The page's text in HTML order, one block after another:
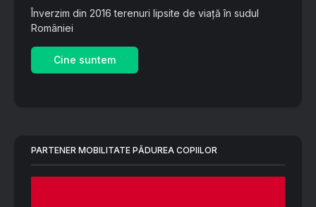
Înverzim din 2016 terenuri lipsite de viață în sudul
României
Cine suntem
PARTENER MOBILITATE PĂDUREA COPIILOR